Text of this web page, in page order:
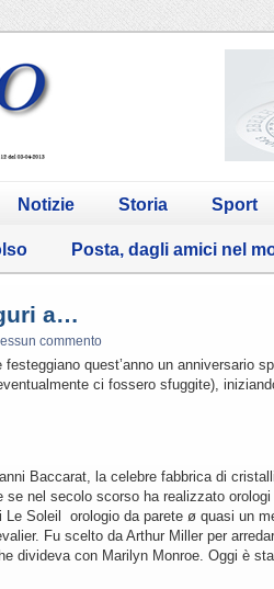
Notizie Storia Sport
Posta, dagli amici nel
a…
commento
quest’anno un anniversario
ci fossero sfuggite),
Baccarat, la celebre fabbrica di
se nel secolo scorso ha realizzato
Le Soleil orologio da parete ø quasi un
Fu scelto da Arthur Miller per
divideva con Marilyn Monroe. Oggi è